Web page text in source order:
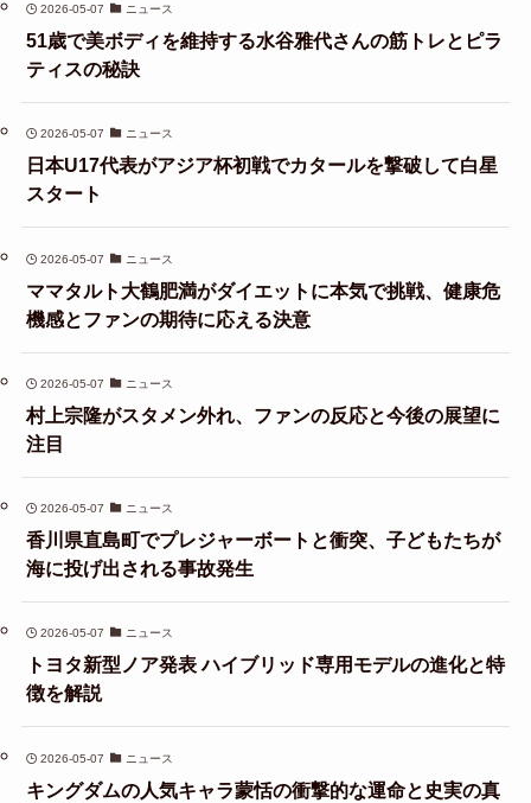
2026-05-07 ニュース
51歳で美ボディを維持する水谷雅代さんの筋トレとピラ
ティスの秘訣
2026-05-07 ニュース
日本U17代表がアジア杯初戦でカタールを撃破して白星
スタート
2026-05-07 ニュース
ママタルト大鶴肥満がダイエットに本気で挑戦、健康危
機感とファンの期待に応える決意
2026-05-07 ニュース
村上宗隆がスタメン外れ、ファンの反応と今後の展望に
注目
2026-05-07 ニュース
香川県直島町でプレジャーボートと衝突、子どもたちが
海に投げ出される事故発生
2026-05-07 ニュース
トヨタ新型ノア発表 ハイブリッド専用モデルの進化と特
徴を解説
2026-05-07 ニュース
キングダムの人気キャラ蒙恬の衝撃的な運命と史実の真